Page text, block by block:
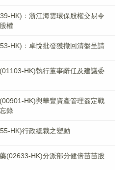
HK)：浙江海雲環保股權交易令
權
HK)：卓悅批發獲撤回清盤呈請
HK)執行董事辭任及建議委
HK)與華豐資產管理簽定戰
錄
HK)行政總裁之變動
(02633-HK)分派部分健倍苗苗股